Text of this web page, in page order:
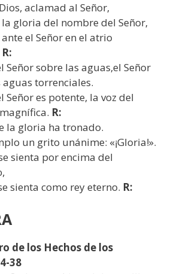
aclamad al Señor,
gloria del nombre del Señor,
el Señor en el atrio
R:
Señor sobre las aguas,el Señor
aguas torrenciales.
Señor es potente, la voz del
R:
la gloria ha tronado.
un grito unánime: «¡Gloria!».
sienta por encima del
sienta como rey eterno. R:
de los Hechos de los
38